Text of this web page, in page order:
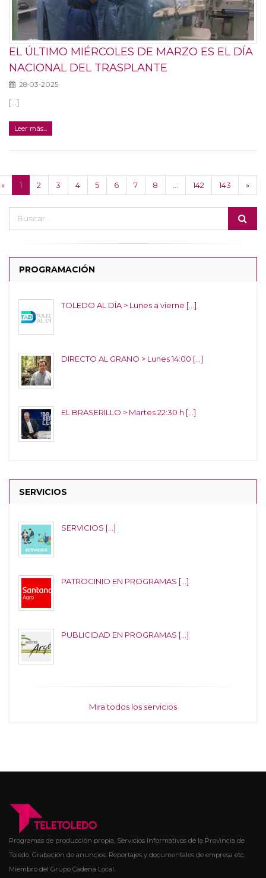
EL ÚLTIMO MIÉRCOLES DE MARZO ES EL DÍA
NACIONAL DEL TRASPLANTE
28-03-2025
[...]
Leer más...
« 1 2 3 4 5 6 7 8 ... 142 143 »
PROGRAMACIÓN
TOLEDO AL DÍA > Lunes a vierne [...]
DIRECTO AL GRANO > Lunes 14:00 [...]
EL BRASERILLO > Martes 22:30 h [...]
SERVICIOS
SERVICIOS [...]
PATROCINIO EN PROGRAMAS [...]
PUBLICIDAD EN PROGRAMAS [...]
Mira todos los servicios
Programas de producción propia, Servicios Informativos de la Provincia de
Toledo. Grabación de anuncios. Reportajes y documentales de empresa etc.
Miembro del Grupo Cadena Local.